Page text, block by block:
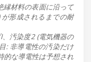
縁材料の表面に沿って
形成されるまでの耐
汚染度2 (電気機器の
: 非導電性の汚染だけ
的な導電性は予想され